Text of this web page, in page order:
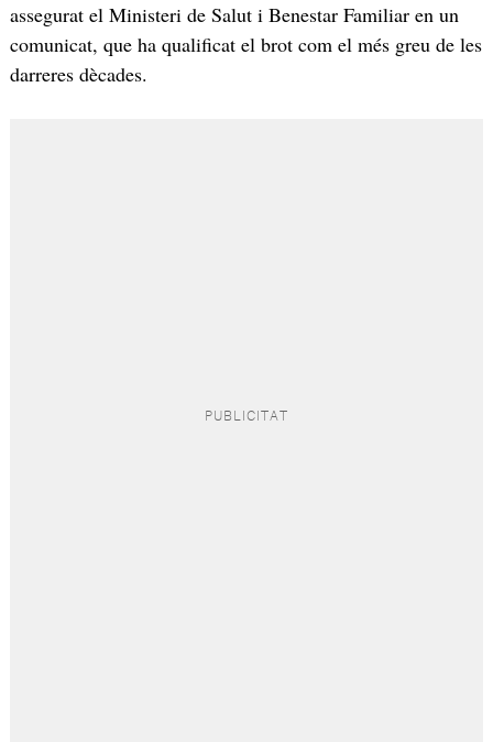
assegurat el Ministeri de Salut i Benestar Familiar en un
comunicat, que ha qualificat el brot com el més greu de les
darreres dècades.